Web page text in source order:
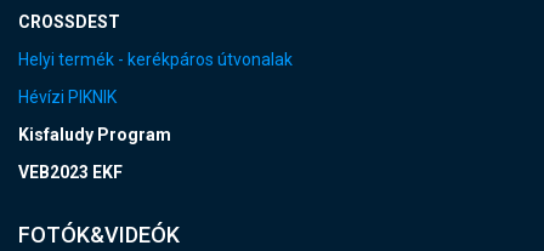
CROSSDEST
Helyi termék - kerékpáros útvonalak
Hévízi PIKNIK
Kisfaludy Program
VEB2023 EKF
FOTÓK&VIDEÓK